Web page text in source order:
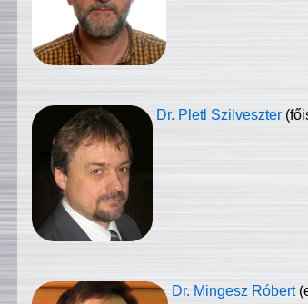
Dr. Pletl Szilveszter
Dr. Mingesz Róbert